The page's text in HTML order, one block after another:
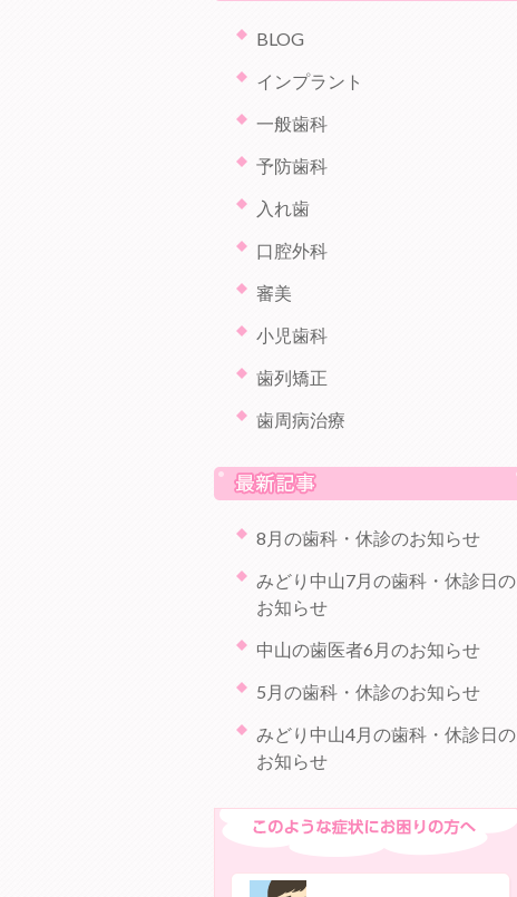
BLOG
インプラント
一般歯科
予防歯科
入れ歯
口腔外科
審美
小児歯科
歯列矯正
歯周病治療
8月の歯科・休診のお知らせ
みどり中山7月の歯科・休診日の
お知らせ
中山の歯医者6月のお知らせ
5月の歯科・休診のお知らせ
みどり中山4月の歯科・休診日の
お知らせ